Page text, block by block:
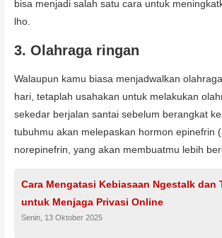
bisa menjadi salah satu cara untuk
lho.
3. Olahraga ringan
Walaupun kamu biasa menjadwalkan
hari, tetaplah usahakan untuk melakukan
sekedar berjalan santai sebelum berangkat
tubuhmu akan melepaskan hormon epinefrin
norepinefrin, yang akan membuatmu lebih
Cara Mengatasi Kebiasaan Ngestalk dan
untuk Menjaga Privasi Online
Senin, 13 Oktober 2025